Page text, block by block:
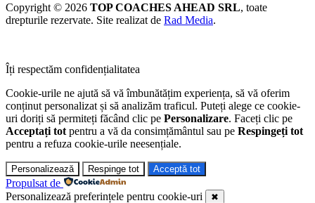
Copyright © 2026 TOP COACHES AHEAD SRL, toate
drepturile rezervate. Site realizat de Rad Media.
Îți respectăm confidențialitatea
Cookie-urile ne ajută să vă îmbunătățim experiența, să vă oferim
conținut personalizat și să analizăm traficul. Puteți alege ce cookie-
uri doriți să permiteți făcând clic pe Personalizare. Faceți clic pe
Acceptați tot pentru a vă da consimțământul sau pe Respingeți tot
pentru a refuza cookie-urile neesențiale.
Personalizează Respinge tot Acceptă tot
Propulsat de
Personalizează preferințele pentru cookie-uri
✖